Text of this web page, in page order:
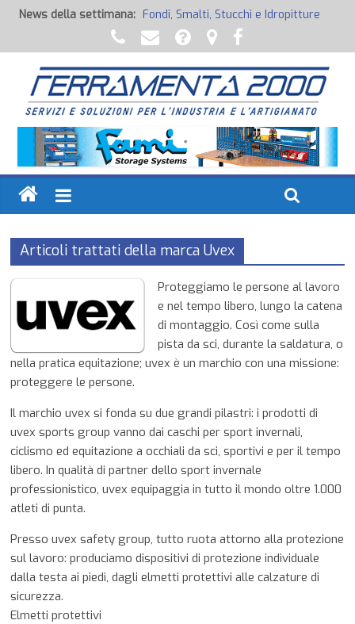
News della settimana: Fondi, Smalti, Stucchi e Idropitture
Potenza Inaspettata
Raccorderia pneumatica
Attrezzature professionali a batteria
Ancoraggi chimici
Articoli trattati della marca Uvex
Proteggiamo le persone al lavoro
e nel tempo libero, lungo la catena
di montaggio. Così come sulla
pista da sci, durante la saldatura, o
nella pratica equitazione; uvex è un marchio con una missione:
proteggere le persone.
Il marchio uvex si fonda su due grandi pilastri: i prodotti di
uvex sports group vanno dai caschi per sport invernali,
ciclismo ed equitazione a occhiali da sci, sportivi e per il tempo
libero. In qualità di partner dello sport invernale
professionistico, uvex equipaggia in tutto il mondo oltre 1.000
atleti di punta.
Presso uvex safety group, tutto ruota attorno alla protezione
sul lavoro: produciamo dispositivi di protezione individuale
dalla testa ai piedi, dagli elmetti protettivi alle calzature di
sicurezza.
Elmetti protettivi